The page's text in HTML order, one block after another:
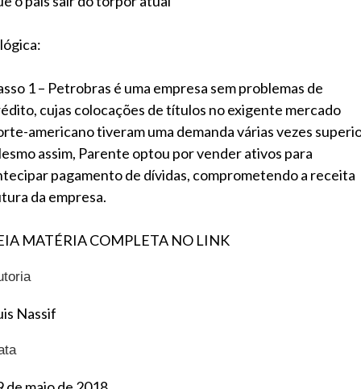
1 – Petrobras é uma empresa sem problemas de
cujas colocações de títulos no exigente mercado
americano tiveram uma demanda várias vezes
assim, Parente optou por vender ativos para
pagamento de dívidas, comprometendo a receita
da empresa.
MATÉRIA COMPLETA NO LINK
Nassif